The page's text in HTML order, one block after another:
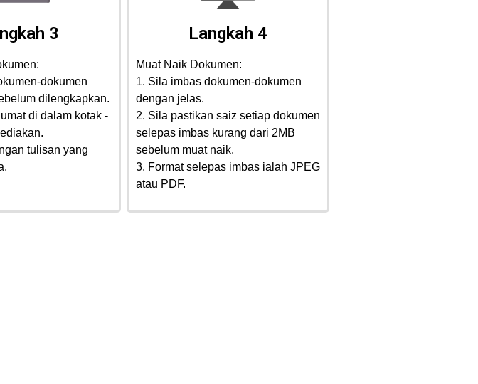
3
dokumen
dilengkapkan.
di dalam kotak -
tulisan yang
Langkah 4
Muat Naik Dokumen:
1. Sila imbas dokumen-dokumen
dengan jelas.
2. Sila pastikan saiz setiap dokumen
selepas imbas kurang dari 2MB
sebelum muat naik.
3. Format selepas imbas ialah JPEG
atau PDF.